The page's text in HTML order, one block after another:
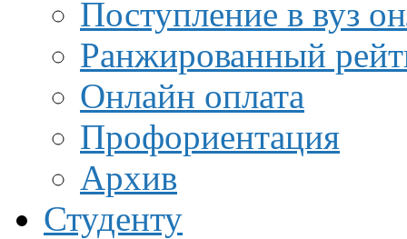
Поступление в вуз
Ранжированный
Онлайн оплата
Профориентация
Архив
Студенту